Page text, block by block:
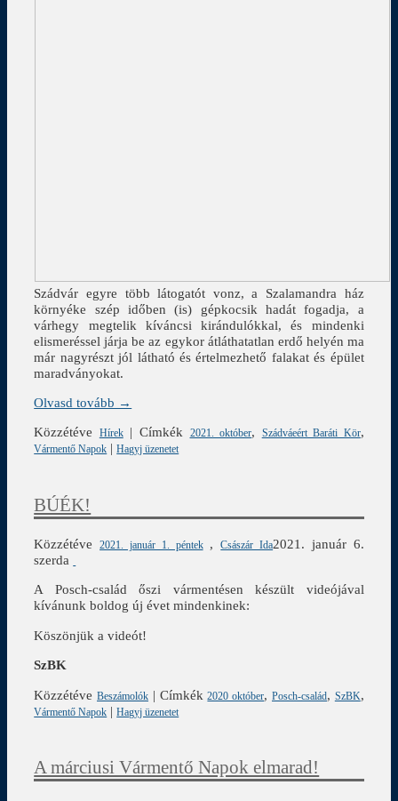
Szádvár egyre több látogatót vonz, a Szalamandra ház
környéke szép időben (is) gépkocsik hadát fogadja, a
várhegy megtelik kíváncsi kirándulókkal, és mindenki
elismeréssel járja be az egykor átláthatatlan erdő helyén ma
már nagyrészt jól látható és értelmezhető falakat és épület
maradványokat.
Olvasd tovább →
Közzétéve
Hírek| Címkék 2021. október, Szádváeért Baráti Kör,
Vármentő Napok |Hagyj üzenetet
BÚÉK!
Közzétéve2021. január 1. péntek ,Császár Ida2021. január 6.
szerda
A Posch-család őszi vármentésen készült videójával
kívánunk boldog új évet mindenkinek:
Köszönjük a videót!
SzBK
Közzétéve Beszámolók | Címkék 2020 október,Posch-család, SzBK,
Vármentő Napok |Hagyj üzenetet
A márciusi Vármentő Napok elmarad!